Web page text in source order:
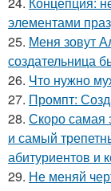
элементами
25. Меня зовут
создательница
26. Что нужно
27. Промпт:
28. Скоро самая
и самый
абитуриентов и
29. Не меняй